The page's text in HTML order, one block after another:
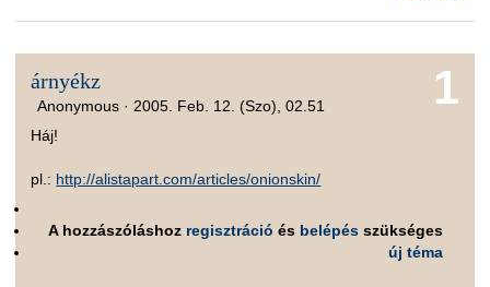
1
árnyékz
Anonymous · 2005. Feb. 12. (Szo), 02.51
Háj!
pl.: http://alistapart.com/articles/onionskin/
A hozzászóláshoz regisztráció és belépés szükséges
új téma